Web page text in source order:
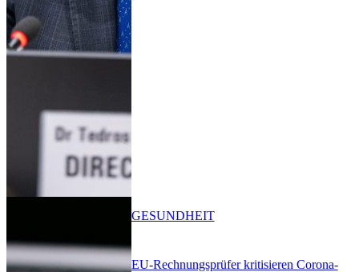
EU-Rechnungsprüfer kritisieren Corona-
GESUNDHEIT